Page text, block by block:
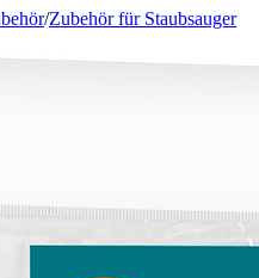
/Zubehör für Staubsauger